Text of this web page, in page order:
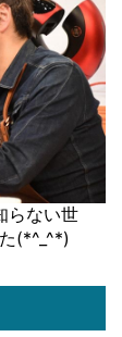
らない世
(*^_^*)